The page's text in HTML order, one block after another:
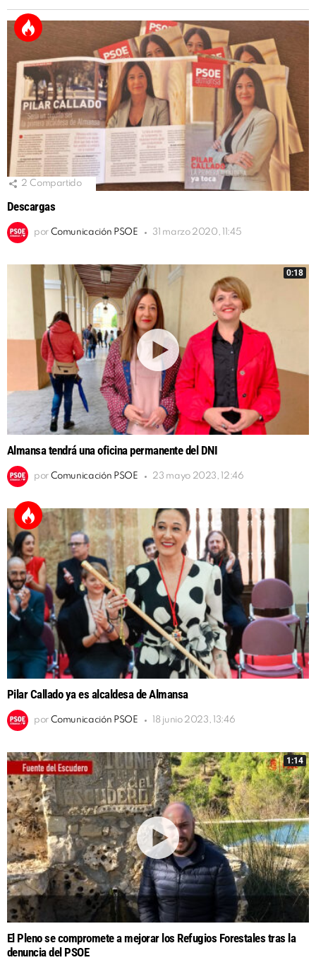
2 Compartido
Descargas
por Comunicación PSOE 31 marzo 2020, 11:45
0:18
Almansa tendrá una oficina permanente del DNI
por Comunicación PSOE 23 mayo 2023, 12:46
Pilar Callado ya es alcaldesa de Almansa
por Comunicación PSOE 18 junio 2023, 13:46
1:14
El Pleno se compromete a mejorar los Refugios Forestales tras la
denuncia del PSOE